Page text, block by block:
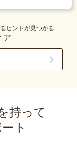
ヒントが見つかる
ア
持って
ト